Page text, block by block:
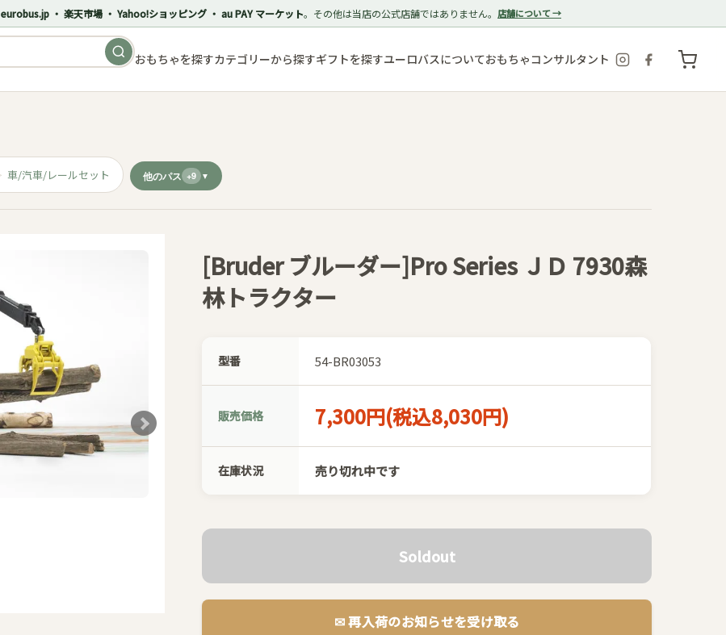
eurobus.jp ・ 楽天市場 ・ Yahoo!ショッピング ・ au PAY マーケット。その他は当店の公式店舗ではありません。 店舗について →
おもちゃを探すカテゴリーから探すギフトを探すユーロバスについておもちゃコンサルタント
車/汽車/レールセット 他のパス +9
[Bruder ブルーダー]Pro Series ＪＤ 7930森
林トラクター
型番 54-BR03053
販売価格 7,300円(税込8,030円)
在庫状況 売り切れ中です
Soldout
✉︎ 再入荷のお知らせを受け取る